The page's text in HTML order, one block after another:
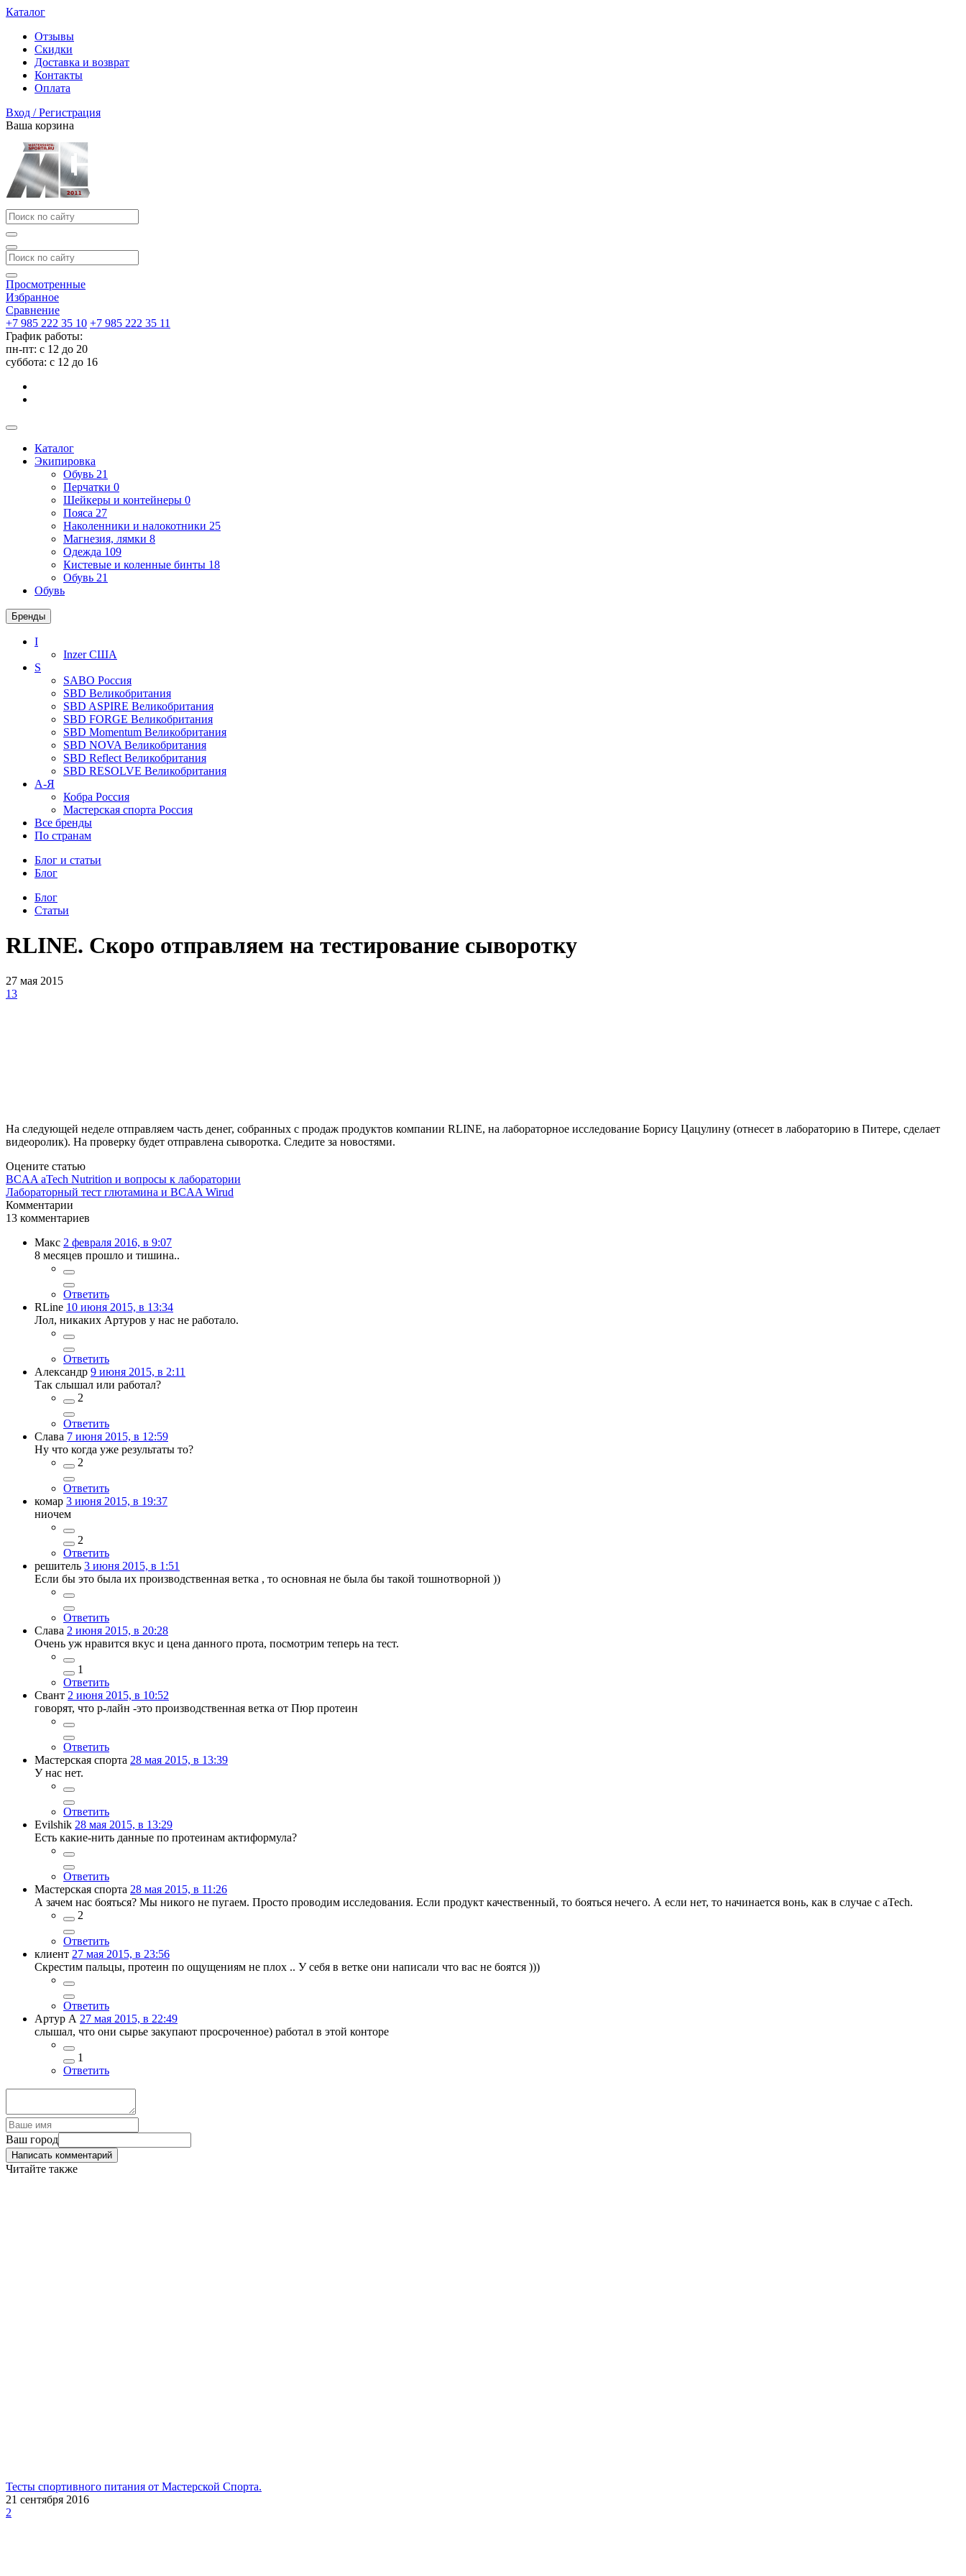
Каталог
Отзывы
Скидки
Доставка и возврат
Контакты
Оплата
Вход / Регистрация
Ваша корзина
Просмотренные
Избранное
Сравнение
+7 985 222 35 10 +7 985 222 35 11
График работы:
пн-пт: с 12 до 20
суббота: c 12 до 16
Каталог
Экипировка
Обувь 21
Перчатки 0
Шейкеры и контейнеры 0
Пояса 27
Наколенники и налокотники 25
Магнезия, лямки 8
Одежда 109
Кистевые и коленные бинты 18
Обувь 21
Обувь
Бренды
I
InzerСША
S
SABO Россия
SBD Великобритания
SBD ASPIRE Великобритания
SBD FORGE Великобритания
SBD Momentum Великобритания
SBD NOVA Великобритания
SBD Reflect Великобритания
SBD RESOLVE Великобритания
А-Я
Кобра Россия
Мастерская спорта Россия
Все бренды
По странам
Блог и статьи
Блог
Блог
Статьи
RLINE. Скоро отправляем на тестирование сыворотку
27 мая 2015
13
На следующей неделе отправляем часть денег, собранных с продаж продуктов компании RLINE, на лабораторное исследование Борису Цацулину (отнесет в лабораторию в Питере, сделает
видеоролик). На проверку будет отправлена сыворотка. Следите за новостями.
Оцените статью
BCAA aTech Nutrition и вопросы к лаборатории
Лабораторный тест глютамина и BCAA Wirud
Комментарии
13 комментариев
Макс 2 февраля 2016, в 9:07
8 месяцев прошло и тишина..
Ответить
RLine 10 июня 2015, в 13:34
Лол, никаких Артуров у нас не работало.
Ответить
Александр 9 июня 2015, в 2:11
Так слышал или работал?
2
Ответить
Слава 7 июня 2015, в 12:59
Ну что когда уже результаты то?
2
Ответить
комар 3 июня 2015, в 19:37
ниочем
2
Ответить
решитель 3 июня 2015, в 1:51
Если бы это была их производственная ветка , то основная не была бы такой тошнотворной ))
Ответить
Слава 2 июня 2015, в 20:28
Очень уж нравится вкус и цена данного прота, посмотрим теперь на тест.
1
Ответить
Свант 2 июня 2015, в 10:52
говорят, что р-лайн -это производственная ветка от Пюр протеин
Ответить
Мастерская спорта 28 мая 2015, в 13:39
У нас нет.
Ответить
Evilshik 28 мая 2015, в 13:29
Есть какие-нить данные по протеинам актиформула?
Ответить
Мастерская спорта 28 мая 2015, в 11:26
А зачем нас бояться? Мы никого не пугаем. Просто проводим исследования. Если продукт качественный, то бояться нечего. А если нет, то начинается вонь, как в случае с aTech.
2
Ответить
клиент 27 мая 2015, в 23:56
Скрестим пальцы, протеин по ощущениям не плох .. У себя в ветке они написали что вас не боятся )))
Ответить
Артур А 27 мая 2015, в 22:49
слышал, что они сырье закупают просроченное) работал в этой конторе
1
Ответить
Ваш город
Написать комментарий
Читайте также
Тесты спортивного питания от Мастерской Спорта.
21 сентября 2016
2